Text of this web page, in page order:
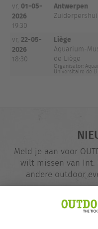
vr, 01-05-
2026
19:30
Antwerpen
vr, 22-05-
2026
18:30
Liège
Aquarium-
de Liège
Organisator:
Universitaire de
Meld je aan voor
wilt missen van Int.
andere outdoor